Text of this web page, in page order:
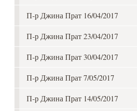
П-р Джина Прат 16/04/2017
П-р Джина Прат 23/04/2017
П-р Джина Прат 30/04/2017
П-р Джина Прат 7/05/2017
П-р Джина Прат 14/05/2017